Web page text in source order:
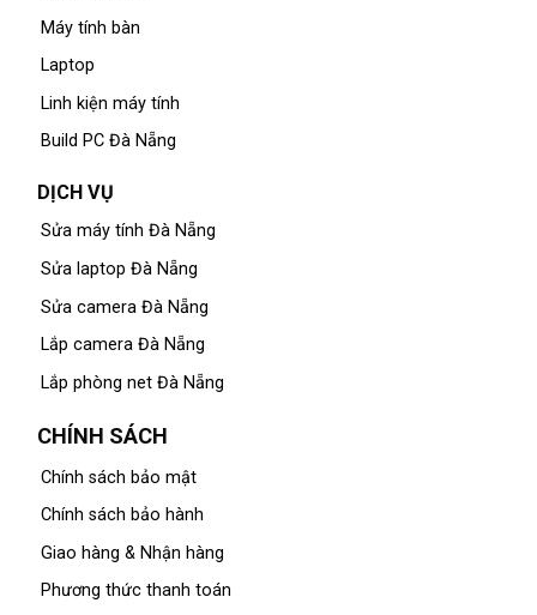
Máy tính bàn
Laptop
Linh kiện máy tính
Build PC Đà Nẵng
DỊCH VỤ
Sửa máy tính Đà Nẵng
Sửa laptop Đà Nẵng
Sửa camera Đà Nẵng
Lắp camera Đà Nẵng
Lắp phòng net Đà Nẵng
CHÍNH SÁCH
Chính sách bảo mật
Chính sách bảo hành
Giao hàng & Nhận hàng
Phương thức thanh toán